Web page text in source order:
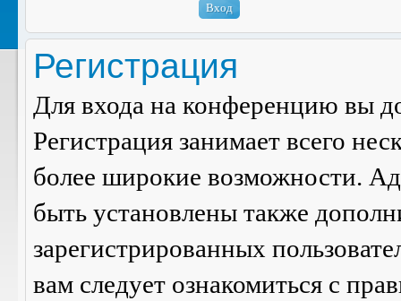
Регистрация
Для входа на конференцию вы
Регистрация занимает всего
более широкие возможности.
быть установлены также
зарегистрированных
вам следует ознакомиться с